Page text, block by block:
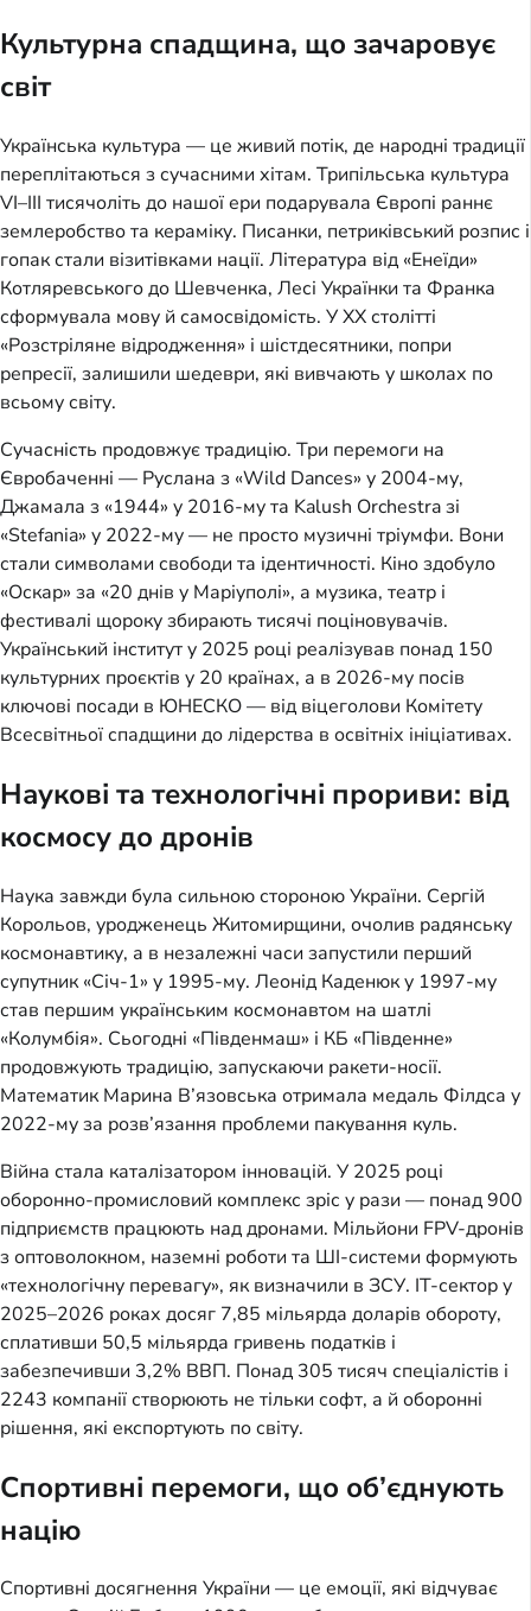
Культурна спадщина, що зачаровує
світ
Українська культура — це живий потік, де народні традиції
переплітаються з сучасними хітам. Трипільська культура
VI–III тисячоліть до нашої ери подарувала Європі раннє
землеробство та кераміку. Писанки, петриківський розпис і
гопак стали візитівками нації. Література від «Енеїди»
Котляревського до Шевченка, Лесі Українки та Франка
сформувала мову й самосвідомість. У XX столітті
«Розстріляне відродження» і шістдесятники, попри
репресії, залишили шедеври, які вивчають у школах по
всьому світу.
Сучасність продовжує традицію. Три перемоги на
Євробаченні — Руслана з «Wild Dances» у 2004-му,
Джамала з «1944» у 2016-му та Kalush Orchestra зі
«Stefania» у 2022-му — не просто музичні тріумфи. Вони
стали символами свободи та ідентичності. Кіно здобуло
«Оскар» за «20 днів у Маріуполі», а музика, театр і
фестивалі щороку збирають тисячі поціновувачів.
Український інститут у 2025 році реалізував понад 150
культурних проєктів у 20 країнах, а в 2026-му посів
ключові посади в ЮНЕСКО — від віцеголови Комітету
Всесвітньої спадщини до лідерства в освітніх ініціативах.
Наукові та технологічні прориви: від
космосу до дронів
Наука завжди була сильною стороною України. Сергій
Корольов, уродженець Житомирщини, очолив радянську
космонавтику, а в незалежні часи запустили перший
супутник «Січ-1» у 1995-му. Леонід Каденюк у 1997-му
став першим українським космонавтом на шатлі
«Колумбія». Сьогодні «Південмаш» і КБ «Південне»
продовжують традицію, запускаючи ракети-носії.
Математик Марина В’язовська отримала медаль Філдса у
2022-му за розв’язання проблеми пакування куль.
Війна стала каталізатором інновацій. У 2025 році
оборонно-промисловий комплекс зріс у рази — понад 900
підприємств працюють над дронами. Мільйони FPV-дронів
з оптоволокном, наземні роботи та ШІ-системи формують
«технологічну перевагу», як визначили в ЗСУ. IT-сектор у
2025–2026 роках досяг 7,85 мільярда доларів обороту,
сплативши 50,5 мільярда гривень податків і
забезпечивши 3,2% ВВП. Понад 305 тисяч спеціалістів і
2243 компанії створюють не тільки софт, а й оборонні
рішення, які експортують по світу.
Спортивні перемоги, що об’єднують
націю
Спортивні досягнення України — це емоції, які відчуває